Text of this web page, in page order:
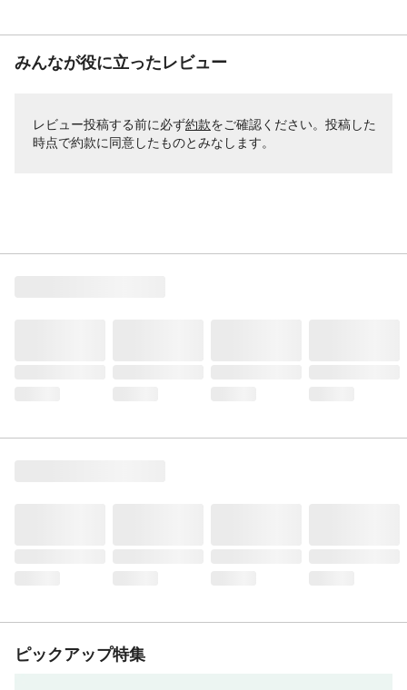
みんなが役に立ったレビュー
レビュー投稿する前に必ず約款をご確認ください。投稿した
時点で約款に同意したものとみなします。
ピックアップ特集